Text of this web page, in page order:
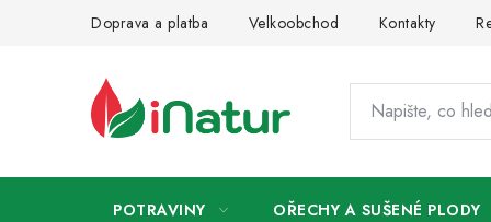
Doprava a platba Velkoobchod Kontakty
POTRAVINY OŘECHY A SUŠENÉ PLODY